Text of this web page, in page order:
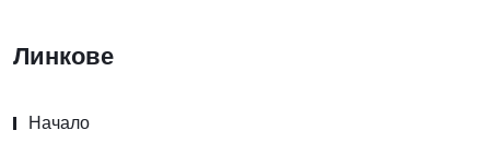
Линкове
Начало